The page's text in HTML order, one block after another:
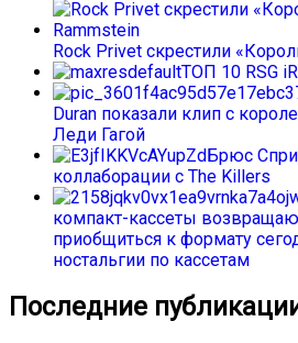
Rock Privet скрестили
ТОП 10 RSG
Duran показали клип с
Леди Гагой
Брюс
коллаборации с The Killers
компакт-кассеты
приобщиться к формату
ностальгии по кассетам
Последние